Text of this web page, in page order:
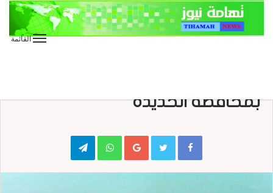
القائمة
بمحافظة الحديدة
Google+
WhatsApp
Telegram